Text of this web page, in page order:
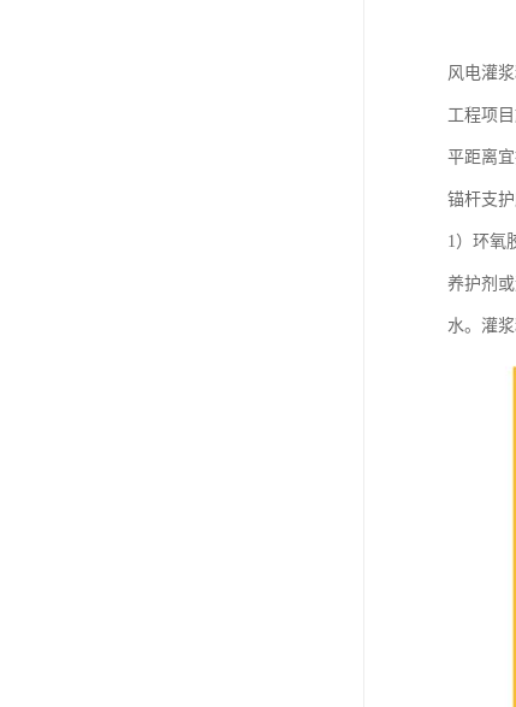
风电灌
工程项
平距离
锚杆支
1）环氧
养护剂
水。灌